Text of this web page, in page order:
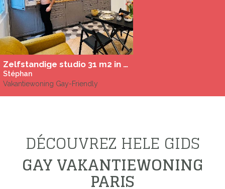
Zelfstandige studio 31 m2 in de Indische wijk vlakbij Montmartre
Stéphan
Vakantiewoning Gay-Friendly
DÉCOUVREZ HELE GIDS
GAY VAKANTIEWONING
PARIS